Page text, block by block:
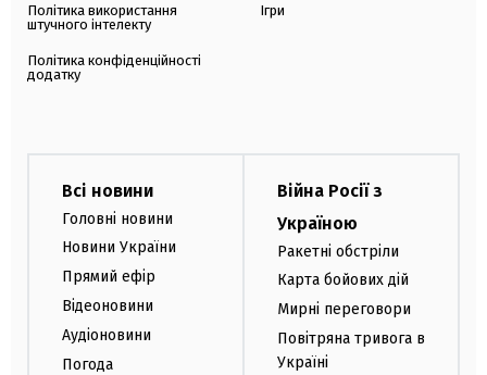
Політика використання
штучного інтелекту
Політика конфіденційності
додатку
Ігри
Всі новини
Головні новини
Новини України
Прямий ефір
Відеоновини
Аудіоновини
Погода
Війна Росії з
Україною
Ракетні обстріли
Карта бойових дій
Мирні переговори
Повітряна тривога в
Україні